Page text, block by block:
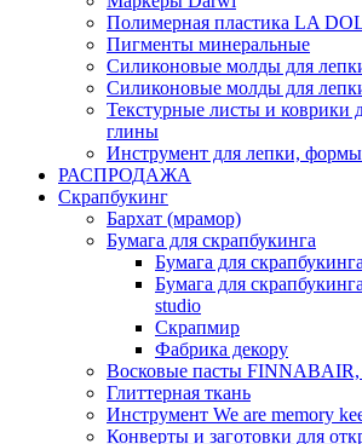
Полимерная пластика LA
Пигменты минеральные
Силиконовые молды для
Силиконовые молды для
Текстурные листы и коврики
глины
Инструмент для лепки,
РАСПРОДАЖА
Скрапбукинг
Бархат (мрамор)
Бумага для скрапбукинга
Бумага для
Бумага для
studio
Скрапмир
Фабрика декору
Восковые пасты FINNABAIR,
Глиттерная ткань
Инструмент We are memory
Конверты и заготовки для